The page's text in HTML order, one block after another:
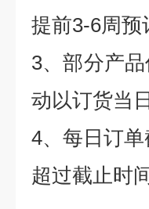
提前3-6周预
3、部分产
动以订货当
4、每日订
超过截止时